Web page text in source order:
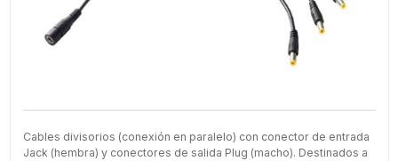
Cables divisorios (conexión en paralelo) con conector de entrada
Jack (hembra) y conectores de salida Plug (macho). Destinados a